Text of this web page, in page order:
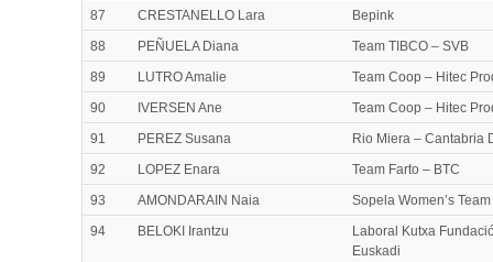
87
CRESTANELLO Lara
Bepink
88
PEÑUELA Diana
Team TIBCO – SVB
89
LUTRO Amalie
Team Coop – Hitec
90
IVERSEN Ane
Team Coop – Hitec
91
PEREZ Susana
Rio Miera – Cantabria
92
LOPEZ Enara
Team Farto – BTC
93
AMONDARAIN Naia
Sopela Women’s Team
94
BELOKI Irantzu
Laboral Kutxa
Euskadi